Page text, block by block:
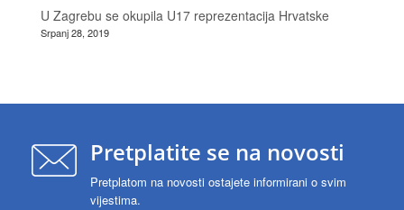
U Zagrebu se okupila U17 reprezentacija Hrvatske
Srpanj 28, 2019
Pretplatite se na novosti
Pretplatom na novosti ostajete informirani o svim
vijestima.